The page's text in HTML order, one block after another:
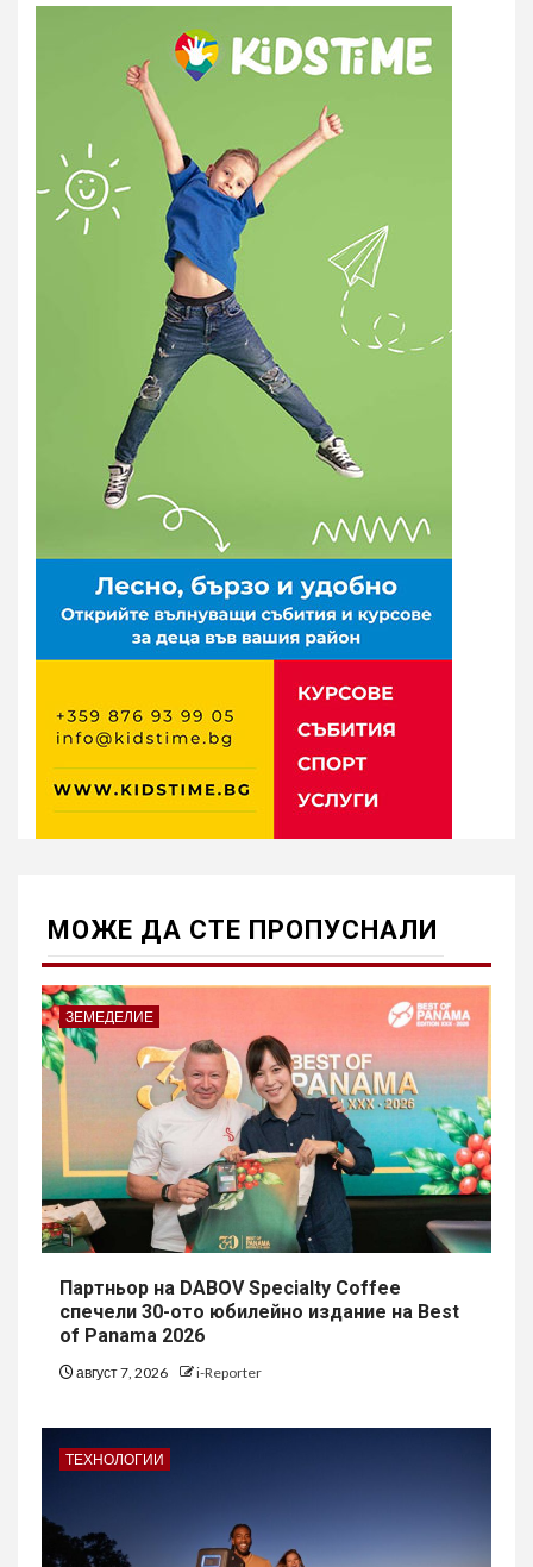
МОЖE ДА СТЕ ПРОПУСНАЛИ
ЗЕМЕДЕЛИЕ
Партньор на DABOV Specialty Coffee
спечели 30-ото юбилейно издание на Best
of Panama 2026
август 7, 2026 i-Reporter
ТЕХНОЛОГИИ